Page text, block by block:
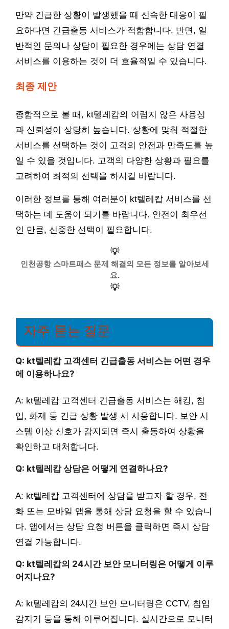
만약 긴급한 상황이 발생했을 때 신속한 대응이 필
요하다면 긴급출동 서비스가 적합합니다. 반면, 일
반적인 문의나 상담이 필요한 경우에는 상담 연결
서비스를 이용하는 것이 더 효율적일 수 있습니다.
최종 제안
종합적으로 볼 때, kt텔레캅의 어렵지 않은 사용성
과 신뢰성이 상당히 높습니다. 상황에 맞춰 적절한
서비스를 선택하는 것이 고객의 안전과 만족도를 높
일 수 있을 것입니다. 고객의 다양한 상황과 필요를
고려하여 최적의 선택을 하시길 바랍니다.
이러한 정보를 통해 여러분이 kt텔레캅 서비스를 선
택하는 데 도움이 되기를 바랍니다. 안전이 최우선
인 만큼, 신중한 선택이 필요합니다.
💡
인천공항 스마트패스 문제 해결의 모든 정보를 알아보세
요.
💡
자주 묻는 질문
Q: kt텔레캅 고객센터 긴급출동 서비스는 어떤 경우
에 이용하나요?
A: kt텔레캅 고객센터 긴급출동 서비스는 해킹, 침
입, 화재 등 긴급 상황 발생 시 사용합니다. 보안 시
스템 이상 신호가 감지되면 즉시 출동하여 상황을
확인하고 대처합니다.
Q: kt텔레캅 상담은 어떻게 연결하나요?
A: kt텔레캅 고객센터에 상담을 받고자 할 경우, 전
화 또는 모바일 앱을 통해 상담 요청을 할 수 있습니
다. 앱에서는 상담 요청 버튼을 클릭하면 즉시 상담
연결 가능합니다.
Q: kt텔레캅의 24시간 보안 모니터링은 어떻게 이루
어지나요?
A: kt텔레캅의 24시간 보안 모니터링은 CCTV, 침입
감지기 등을 통해 이루어집니다. 실시간으로 모니터